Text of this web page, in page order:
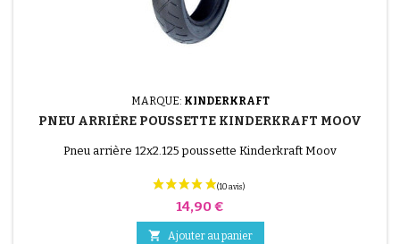
MARQUE: KINDERKRAFT
PNEU ARRIÈRE POUSSETTE KINDERKRAFT MOOV
Pneu arrière 12x2.125 poussette Kinderkraft Moov
Prix
14,90 €
 Ajouter au panier